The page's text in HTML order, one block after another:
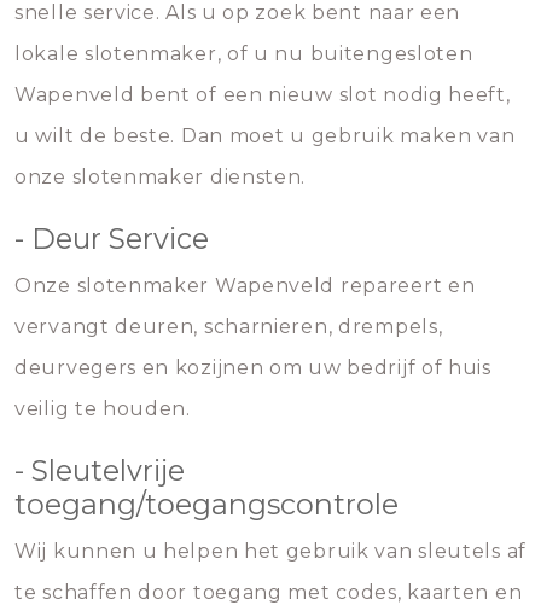
snelle service. Als u op zoek bent naar een
lokale slotenmaker, of u nu buitengesloten
Wapenveld bent of een nieuw slot nodig heeft,
u wilt de beste. Dan moet u gebruik maken van
onze slotenmaker diensten.
- Deur Service
Onze slotenmaker Wapenveld repareert en
vervangt deuren, scharnieren, drempels,
deurvegers en kozijnen om uw bedrijf of huis
veilig te houden.
- Sleutelvrije
toegang/toegangscontrole
Wij kunnen u helpen het gebruik van sleutels af
te schaffen door toegang met codes, kaarten en